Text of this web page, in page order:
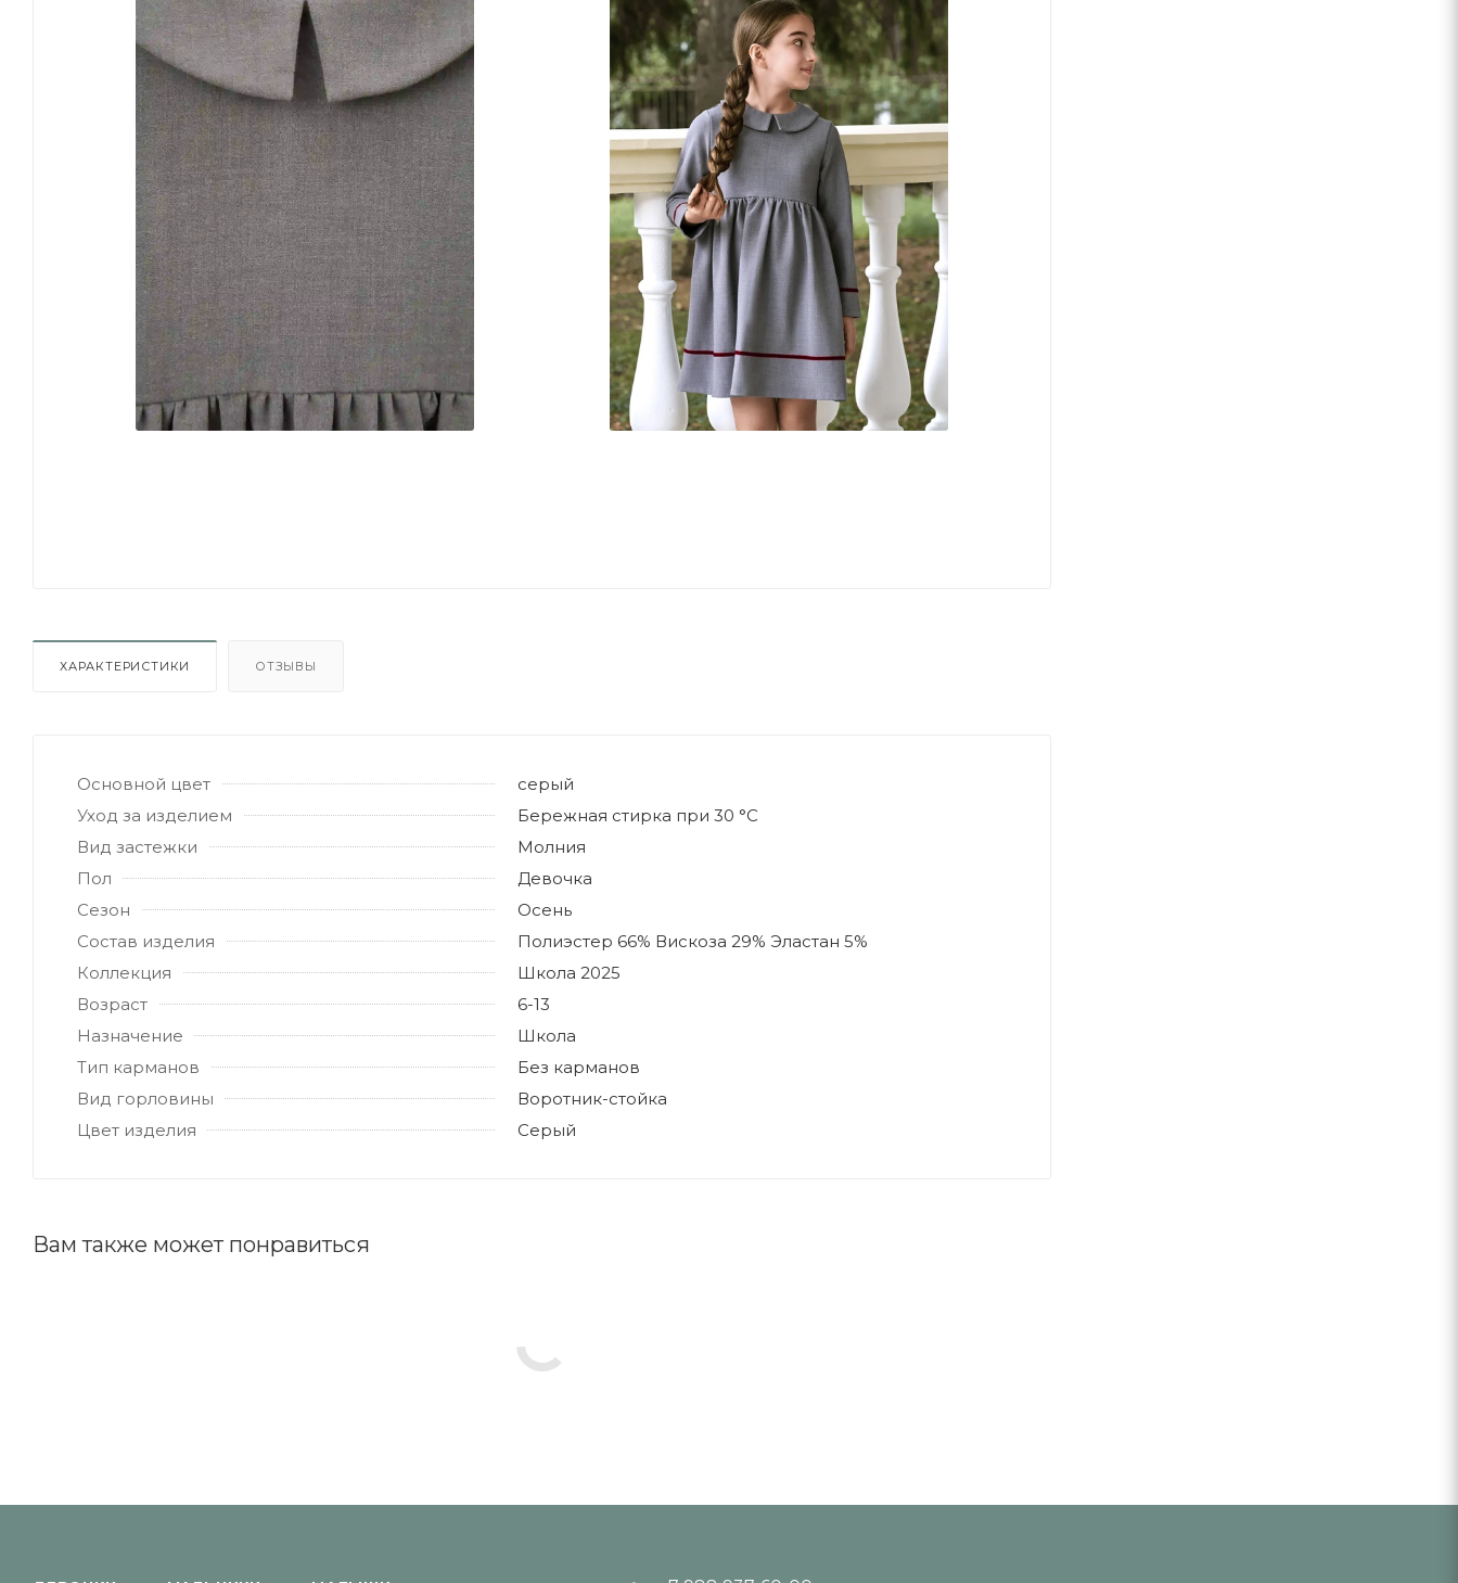
ХАРАКТЕРИСТИКИ ОТЗЫВЫ
Основной цвет
серый
Уход за изделием
Бережная стирка при 30 °C
Вид застежки
Молния
Пол
Девочка
Сезон
Осень
Состав изделия
Полиэстер 66% Вискоза 29% Эластан 5%
Коллекция
Школа 2025
Возраст
6-13
Назначение
Школа
Тип карманов
Без карманов
Вид горловины
Воротник-стойка
Цвет изделия
Серый
Вам также может понравиться